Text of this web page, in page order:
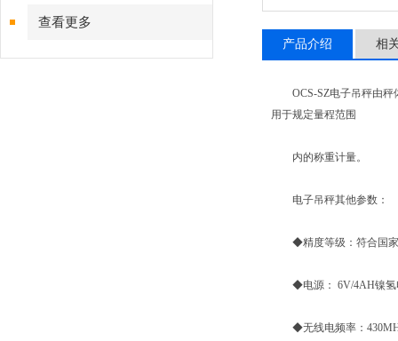
查看更多
产品介绍 相
OCS-SZ电子吊秤由秤
用于规定量程范围
内的称重计量。
电子吊秤其他参数：
◆精度等级：符合国家
◆电源： 6V/4AH镍氢
◆无线电频率：